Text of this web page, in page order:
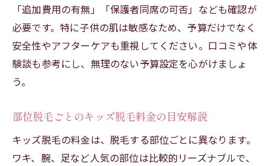
「追加費用の有無」「保護者同席の可否」なども確認が
必要です。特に子供の肌は敏感なため、予算だけでなく
安全性やアフターケアも重視してください。口コミや体
験談も参考にし、無理のない予算設定を心がけましょ
う。
部位脱毛ごとのキッズ脱毛料金の目安解説
キッズ脱毛の料金は、脱毛する部位ごとに異なります。
ワキ、腕、足など人気の部位は比較的リーズナブルで、